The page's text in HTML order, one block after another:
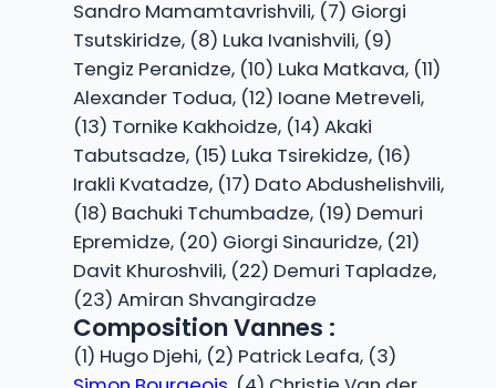
Sandro Mamamtavrishvili, (7) Giorgi
Tsutskiridze, (8) Luka Ivanishvili, (9)
Tengiz Peranidze, (10) Luka Matkava, (11)
Alexander Todua, (12) Ioane Metreveli,
(13) Tornike Kakhoidze, (14) Akaki
Tabutsadze, (15) Luka Tsirekidze, (16)
Irakli Kvatadze, (17) Dato Abdushelishvili,
(18) Bachuki Tchumbadze, (19) Demuri
Epremidze, (20) Giorgi Sinauridze, (21)
Davit Khuroshvili, (22) Demuri Tapladze,
(23) Amiran Shvangiradze
Composition Vannes :
(1) Hugo Djehi, (2) Patrick Leafa, (3)